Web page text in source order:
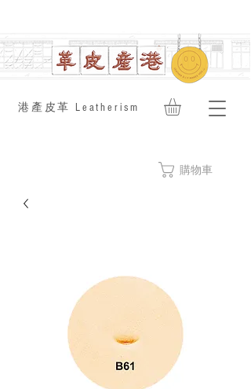
​港產皮革 Leatherism
購物車